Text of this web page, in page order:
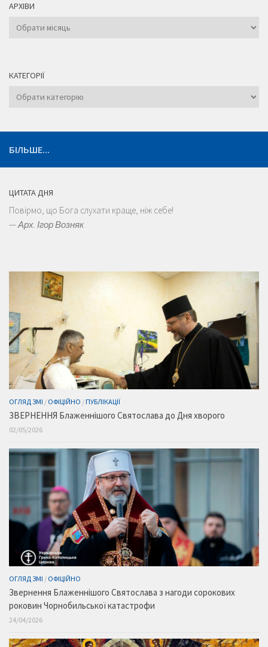
АРХІВИ
Архіви
КАТЕГОРІЇ
Категорії
БІЛЬШЕ...
ЦИТАТА ДНЯ
Повірмо, що Бога слухати краще, ніж себе!
—Арх. Ігор Возняк
ОГЛЯД ЗМІ / ОФІЦІЙНО /ПУБЛІКАЦІЇ
ЗВЕРНЕННЯ Блаженнішого Святослава до Дня хворого
02/05/2026
ОГЛЯД ЗМІ / ОФІЦІЙНО
Звернення Блаженнішого Святослава з нагоди сорокових
роковин Чорнобильської катастрофи
24/04/2026